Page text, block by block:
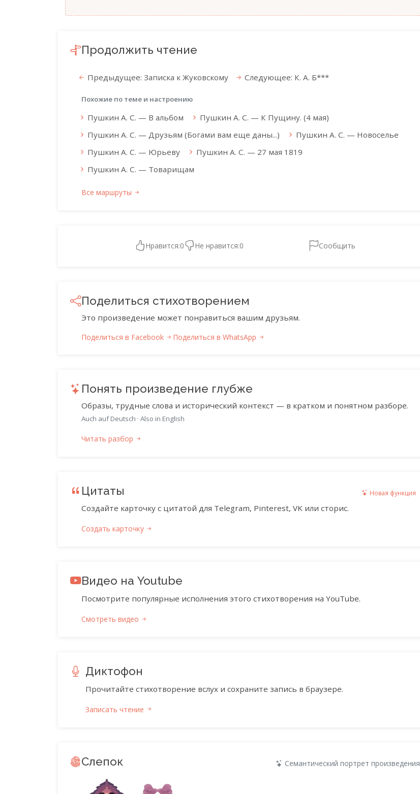
Продолжить чтение
Предыдущее: Записка к Жуковскому Следующее: К. А. Б***
Похожие по теме и настроению
Пушкин А. С. — В альбом
Пушкин А. С. — К Пущину. (4 мая)
Пушкин А. С. — Друзьям (Богами вам еще даны...)
Пушкин А. С. — Новоселье
Пушкин А. С. — Юрьеву
Пушкин А. С. — 27 мая 1819
Пушкин А. С. — Товарищам
Все маршруты
Нравится:0 Не нравится:0 Сообщить
Поделиться стихотворением
Это произведение может понравиться вашим друзьям.
Поделиться в Facebook Поделиться в WhatsApp
Понять произведение глубже
Образы, трудные слова и исторический контекст — в кратком и понятном разборе.
Auch auf Deutsch · Also in English
Читать разбор
Цитаты Новая функция
Создайте карточку с цитатой для Telegram, Pinterest, VK или сторис.
Создать карточку
Видео на Youtube
Посмотрите популярные исполнения этого стихотворения на YouTube.
Смотреть видео
Диктофон
Прочитайте стихотворение вслух и сохраните запись в браузере.
Записать чтение
Слепок Семантический портрет произведения